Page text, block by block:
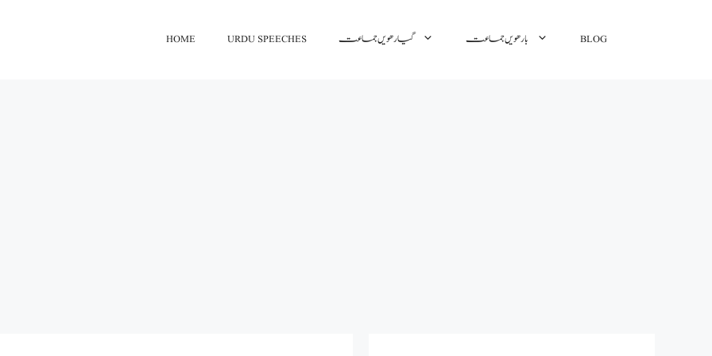
HOME URDU SPEECHES گیارھویں جماعت بارھویں جماعت BLOG